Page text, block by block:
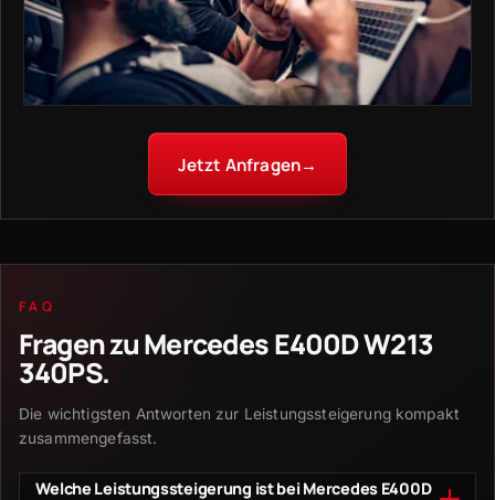
Jetzt Anfragen→
FAQ
Fragen zuMercedes E400D W213
340PS.
Die wichtigsten Antworten zur Leistungssteigerung kompakt
zusammengefasst.
Welche Leistungssteigerung ist bei Mercedes E400D